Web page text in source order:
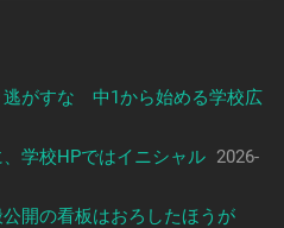
逃がすな 中1から始める学校広
学校HPではイニシャル 2026-
開の看板はおろしたほうが